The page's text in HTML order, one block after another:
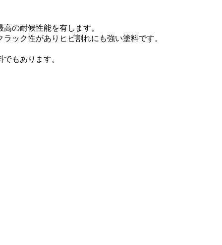
の耐候性能を有します。
ック性がありヒビ割れにも強い塗料です。
もあります。